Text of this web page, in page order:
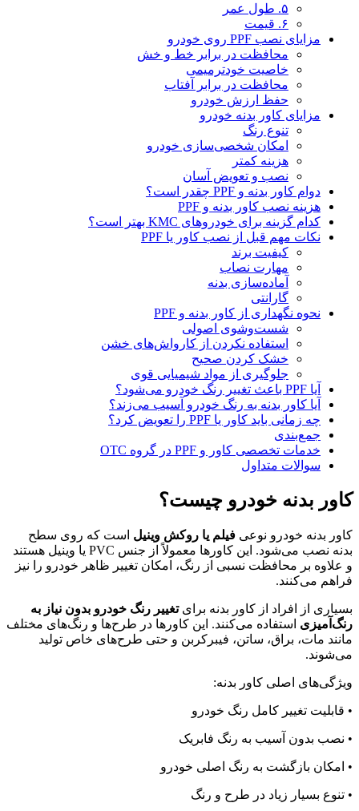
۵. طول عمر
۶. قیمت
مزایای نصب PPF روی خودرو
محافظت در برابر خط و خش
خاصیت خودترمیمی
محافظت در برابر آفتاب
حفظ ارزش خودرو
مزایای کاور بدنه خودرو
تنوع رنگ
امکان شخصی‌سازی خودرو
هزینه کمتر
نصب و تعویض آسان
دوام کاور بدنه و PPF چقدر است؟
هزینه نصب کاور بدنه و PPF
کدام گزینه برای خودروهای KMC بهتر است؟
نکات مهم قبل از نصب کاور یا PPF
کیفیت برند
مهارت نصاب
آماده‌سازی بدنه
گارانتی
نحوه نگهداری از کاور بدنه و PPF
شست‌وشوی اصولی
استفاده نکردن از کارواش‌های خشن
خشک کردن صحیح
جلوگیری از مواد شیمیایی قوی
آیا PPF باعث تغییر رنگ خودرو می‌شود؟
آیا کاور بدنه به رنگ خودرو آسیب می‌زند؟
چه زمانی باید کاور یا PPF را تعویض کرد؟
جمع‌بندی
خدمات تخصصی کاور و PPF در گروه OTC
سوالات متداول
کاور بدنه خودرو چیست؟
کاور بدنه خودرو نوعی فیلم یا روکش وینیل است که روی سطح
بدنه نصب می‌شود. این کاورها معمولاً از جنس PVC یا وینیل هستند
و علاوه بر محافظت نسبی از رنگ، امکان تغییر ظاهر خودرو را نیز
فراهم می‌کنند.
بسیاری از افراد از کاور بدنه برایتغییر رنگ خودرو بدون نیاز به
رنگ‌آمیزی استفاده می‌کنند. این کاورها در طرح‌ها و رنگ‌های مختلف
مانند مات، براق، ساتن، فیبرکربن و حتی طرح‌های خاص تولید
می‌شوند.
ویژگی‌های اصلی کاور بدنه:
• قابلیت تغییر کامل رنگ خودرو
• نصب بدون آسیب به رنگ فابریک
• امکان بازگشت به رنگ اصلی خودرو
• تنوع بسیار زیاد در طرح و رنگ